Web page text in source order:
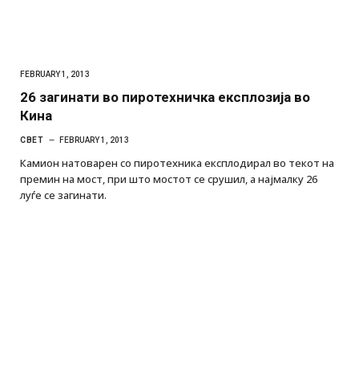
FEBRUARY 1, 2013
26 загинати во пиротехничка експлозија во
Кина
СВЕТ FEBRUARY 1, 2013
Камион натоварен со пиротехника експлодирал во текот на
премин на мост, при што мостот се срушил, а најмалку 26
луѓе се загинати.